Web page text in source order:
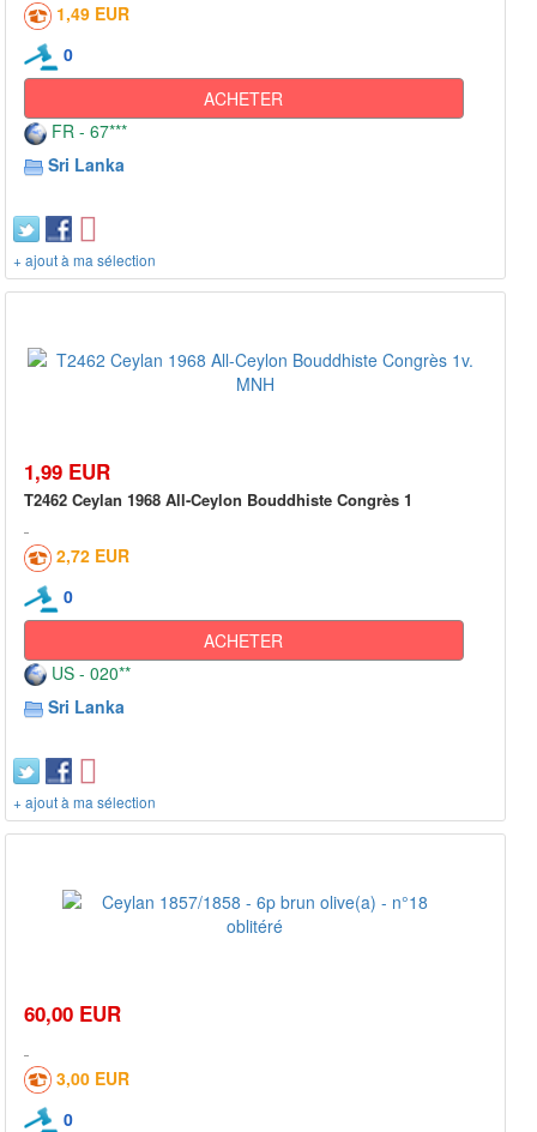
1,49 EUR
0
ACHETER
FR - 67***
Sri Lanka
+ ajout à ma sélection
1,99 EUR
T2462 Ceylan 1968 All-Ceylon Bouddhiste Congrès 1
2,72 EUR
0
ACHETER
US - 020**
Sri Lanka
+ ajout à ma sélection
60,00 EUR
3,00 EUR
0